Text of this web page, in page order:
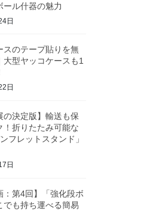
ール什器の魅力
日
スのテープ貼りを無
大型ヤッコケースも1
日
の決定版】輸送も保
！折りたたみ可能な
フレットスタンド」
日
：第4回】「強化段ボ
でも持ち運べる簡易